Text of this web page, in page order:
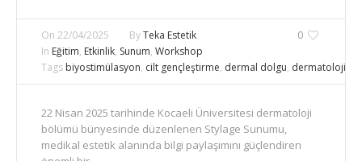
0
On 22/04/2025 ByTeka Estetik
In Eğitim, Etkinlik, Sunum, Workshop
Tags biyostimülasyon, cilt gençleştirme, dermal dolgu, dermatoloji
22 Nisan 2025 tarihinde Kocaeli Üniversitesi dermatoloji
bölümü bünyesinde düzenlenen Stylage Sunumu,
medikal estetik alanında bilgi paylaşımını güçlendiren